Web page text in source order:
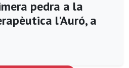
pedra a la
l'Auró, a